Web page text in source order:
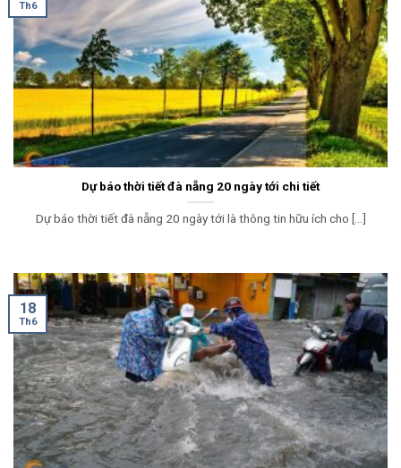
Dự báo thời tiết đà nẵng 20 ngày tới chi tiết
Dự báo thời tiết đà nẵng 20 ngày tới là thông tin hữu ích cho [...]
Th6
18
Th6